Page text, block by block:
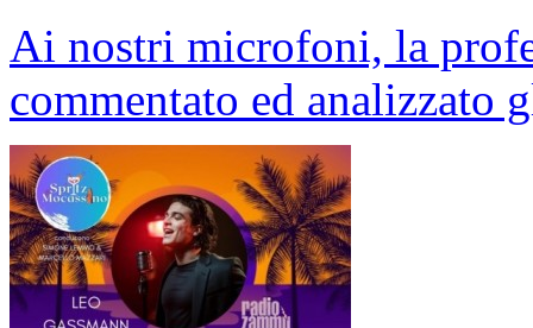
Ai nostri microfoni, la
commentato ed